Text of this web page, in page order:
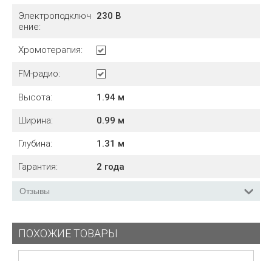
Электроподключ
ение:
230 В
Хромотерапия:
FM-радио:
Высота: 1.94 м
Ширина: 0.99 м
Глубина: 1.31 м
Гарантия: 2 года
Отзывы
ПОХОЖИЕ ТОВАРЫ